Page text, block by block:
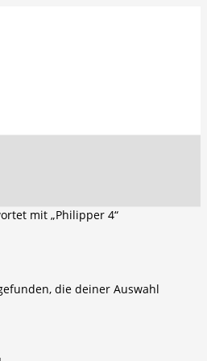
mit „Philipper 4“
die deiner Auswahl